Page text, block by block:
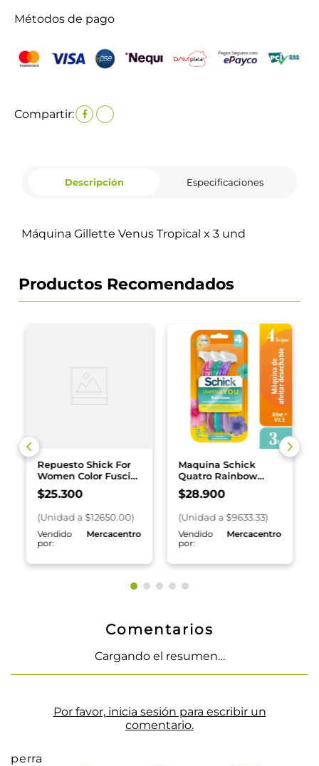
Métodos de pago
Compartir:
Descripción Especificaciones
Máquina Gillette Venus Tropical x 3 und
Productos Recomendados
Repuesto Shick For
Women Color Fuscia
x 2 und
$25.300
(Unidad a $12650.00)
Vendido
por:
Mercacentro
Maquina Schick
Quatro Rainbow
Mujer x 3 und
$28.900
(Unidad a $9633.33)
Vendido
por:
Mercacentro
Comentarios
Cargando el resumen…
Por favor, inicia sesión para escribir un
comentario.
perra